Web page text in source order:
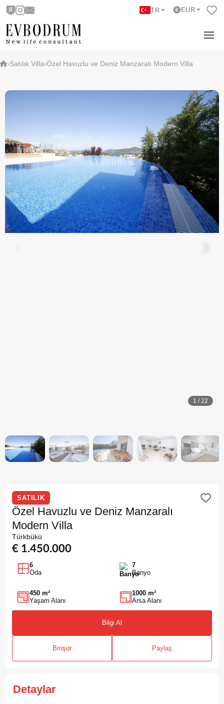
TR EUR
›Satılık Villa›Özel Havuzlu ve Deniz Manzaralı Modern Villa
1 / 22
SATILIK
Özel Havuzlu ve Deniz Manzaralı
Modern Villa
Türkbükü
€ 1.450.000
6
Oda
7
Banyo
450 m²
Yaşam Alanı
1000 m²
Arsa Alanı
Bilgi Al
Broşür Paylaş
Detaylar